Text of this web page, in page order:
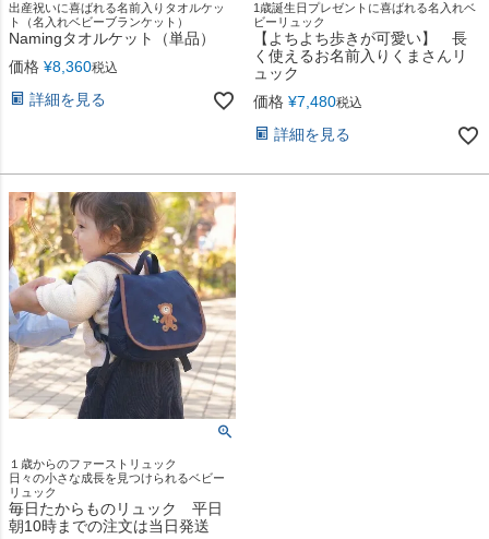
出産祝いに喜ばれる名前入りタオルケッ
ト（名入れベビーブランケット）
Namingタオルケット（単品）
価格 ¥8,360税込
詳細を見る
1歳誕生日プレゼントに喜ばれる名入れベ
ビーリュック
【よちよち歩きが可愛い】 長
く使えるお名前入りくまさんリ
ュック
価格 ¥7,480税込
詳細を見る
１歳からのファーストリュック
日々の小さな成長を見つけられるベビー
リュック
毎日たからものリュック 平日
朝10時までの注文は当日発送